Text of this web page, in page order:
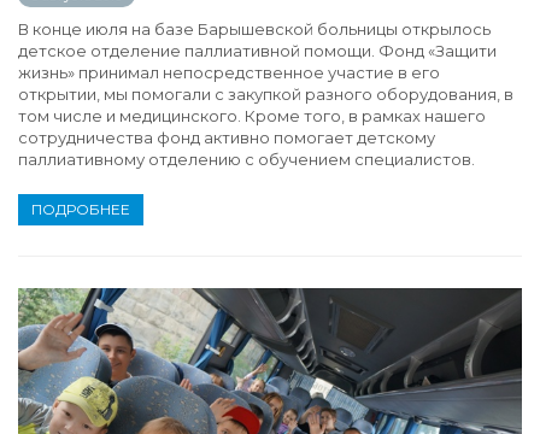
В конце июля на базе Барышевской больницы открылось
детское отделение паллиативной помощи. Фонд «Защити
жизнь» принимал непосредственное участие в его
открытии, мы помогали с закупкой разного оборудования, в
том числе и медицинского. Кроме того, в рамках нашего
сотрудничества фонд активно помогает детскому
паллиативному отделению с обучением специалистов.
ПОДРОБНЕЕ